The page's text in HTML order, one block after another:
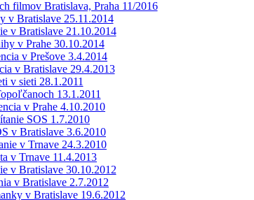
filmov Bratislava, Praha 11/2016
v Bratislave 25.11.2014
v Bratislave 21.10.2014
v Prahe 30.10.2014
v Prešove 3.4.2014
v Bratislave 29.4.2013
v sieti 28.1.2011
13.1.2011
v Prahe 4.10.2010
SOS 1.7.2010
v Bratislave 3.6.2010
v Trnave 24.3.2010
v Trnave 11.4.2013
v Bratislave 30.10.2012
v Bratislave 2.7.2012
v Bratislave 19.6.2012